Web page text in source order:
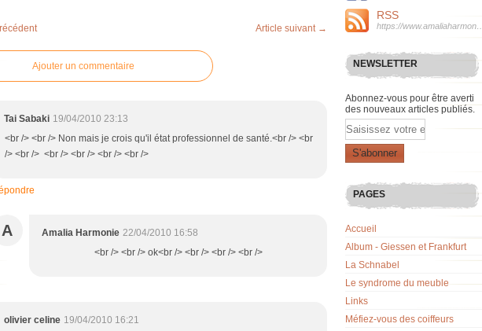
Article suivant →
Ajouter un commentaire
Tai Sabaki 19/04/2010 23:13
<br /> <br /> Non mais je crois qu'il état professionnel de santé.<br /> <br
/> <br /> <br /> <br /> <br /> <br />
A Amalia Harmonie 22/04/2010 16:58
<br /> <br /> ok<br /> <br /> <br /> <br />
olivier celine 19/04/2010 16:21
RSS
NEWSLETTER
Abonnez-vous pour être averti
des nouveaux articles publiés.
Email
PAGES
Accueil
Album - Giessen et Frankfurt
La Schnabel
Le syndrome du meuble
Links
Méfiez-vous des coiffeurs